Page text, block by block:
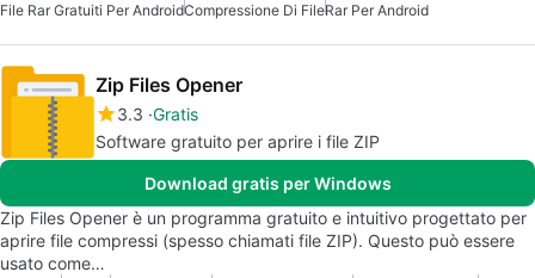
File Rar Gratuiti Per AndroidCompressione Di FileRar Per Android
Zip Files Opener
3.3 Gratis
Software gratuito per aprire i file ZIP
Download gratis per Windows
Zip Files Opener è un programma gratuito e intuitivo progettato per
aprire file compressi (spesso chiamati file ZIP). Questo può essere
usato come…